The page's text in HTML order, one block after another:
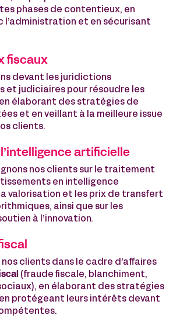
phases de contentieux, en
l’administration et en sécurisant
fiscaux
devant les juridictions
et judiciaires pour résoudre les
en élaborant des stratégies de
et en veillant à la meilleure issue
clients.
artificielle
nos clients sur le traitement
en intelligence
valorisation et les prix de transfert
ainsi que sur les
à l’innovation.
nos clients dans le cadre d’affaires
(fraude fiscale, blanchiment,
en élaborant des stratégies
protégeant leurs intérêts devant